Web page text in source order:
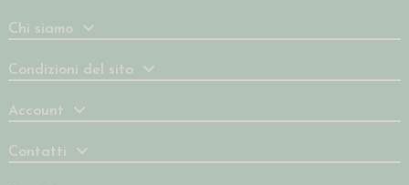
Chi siamo
Condizioni del sito
Account
Contatti